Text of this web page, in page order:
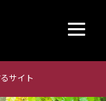
サイト